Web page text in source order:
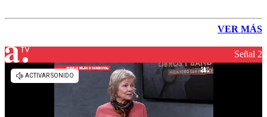
VER MÁS
Señal 2